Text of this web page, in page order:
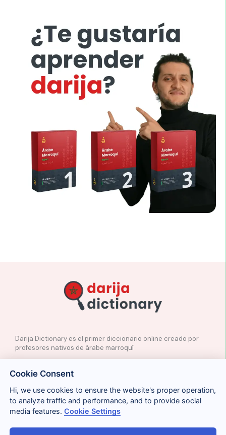
Darija Dictionary es el primer diccionario online creado por
profesores nativos de árabe marroquí
✉️ Contacto
📲Redes Sociales
🤝🏼Proponer palabras
Legal Cookies Privacidad Condiciones
Cookie Consent
Hi, we use cookies to ensure the website's proper operation,
to analyze traffic and performance, and to provide social
media features.Cookie Settings